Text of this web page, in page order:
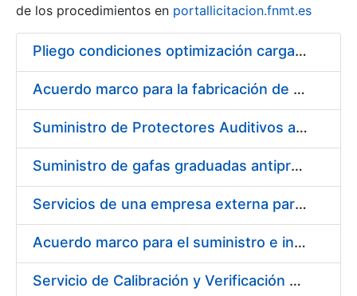
Erakutsi/Ezkutatu
de los procedimientos en portallicitacion.fnmt.es
Pliego condiciones optimización cargas compras firmado
Acuerdo marco para la fabricación de piezas
Suministro de Protectores Auditivos a medida para las personas trabajadoras de los Centros de Trabajo de Madrid y Burgos
Suministro de gafas graduadas antiproyecciones para los trabajadores de la FNMT-RCM en los centros de trabajo de Madrid y Burgos
Servicios de una empresa externa para el asesoramiento y resolución de los recursos de alzada que se presentan relacionados con procesos de selección para la FNMT-RCM
Acuerdo marco para el suministro e instalación de persianas, estores y otros complementos
Servicio de Calibración y Verificación Externa de los Equipos de Medición del Servicio de Prevención de la FNMT-RCM